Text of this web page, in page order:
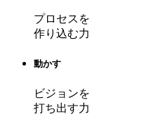
プロセスを
作り込む力
動かす
ビジョンを
打ち出す力